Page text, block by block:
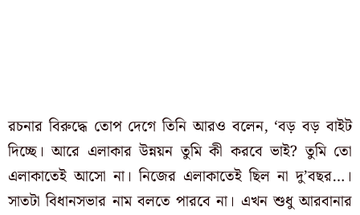
রচনার বিরুদ্ধে তোপ দেগে তিনি আরও বলেন, ‘বড় বড় বাইট
দিচ্ছে। আরে এলাকার উন্নয়ন তুমি কী করবে ভাই? তুমি তো
এলাকাতেই আসো না। নিজের এলাকাতেই ছিল না দু’বছর…।
সাতটা বিধানসভার নাম বলতে পারবে না। এখন শুধু আরবানার